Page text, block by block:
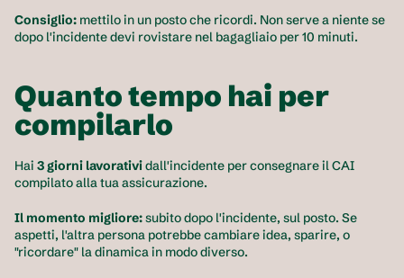
Consiglio: mettilo in un posto che ricordi. Non serve a niente se
dopo l'incidente devi rovistare nel bagagliaio per 10 minuti.
Quanto tempo hai per
compilarlo
Hai 3 giorni lavorativi dall'incidente per consegnare il CAI
compilato alla tua assicurazione.
Il momento migliore: subito dopo l'incidente, sul posto. Se
aspetti, l'altra persona potrebbe cambiare idea, sparire, o
"ricordare" la dinamica in modo diverso.